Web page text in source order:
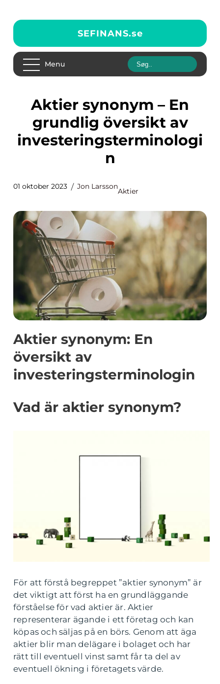
SEFINANS.se
Menu
Aktier synonym – En
grundlig översikt av
investeringsterminologi
n
01 oktober 2023 Jon Larsson
Aktier
Aktier synonym: En
översikt av
investeringsterminologin
Vad är aktier synonym?
För att förstå begreppet ”aktier synonym” är
det viktigt att först ha en grundläggande
förståelse för vad aktier är. Aktier
representerar ägande i ett företag och kan
köpas och säljas på en börs. Genom att äga
aktier blir man delägare i bolaget och har
rätt till eventuell vinst samt får ta del av
eventuell ökning i företagets värde.